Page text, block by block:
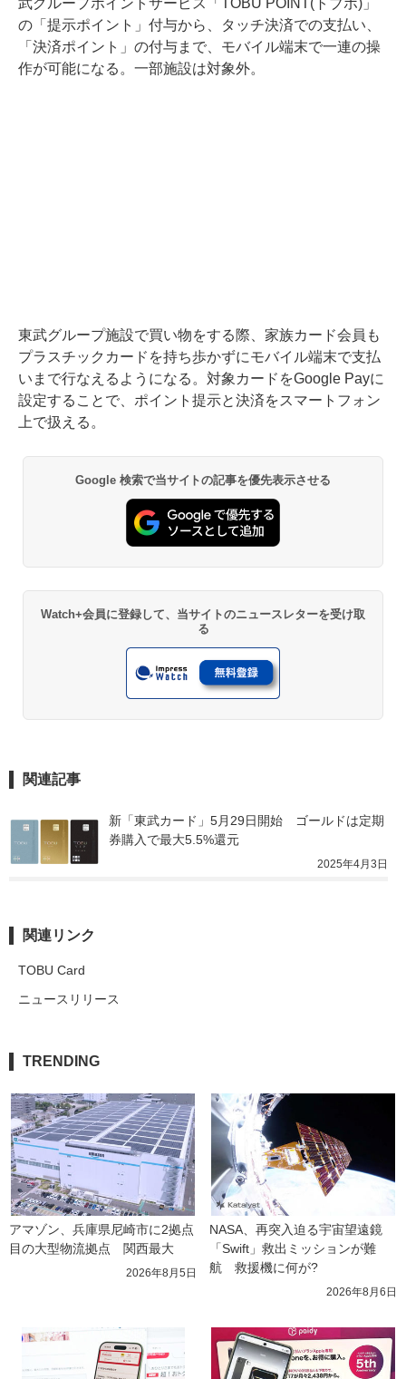
武グループポイントサービス「TOBU POINT(トブポ)」
の「提示ポイント」付与から、タッチ決済での支払い、
「決済ポイント」の付与まで、モバイル端末で一連の操
作が可能になる。一部施設は対象外。
東武グループ施設で買い物をする際、家族カード会員も
プラスチックカードを持ち歩かずにモバイル端末で支払
いまで行なえるようになる。対象カードをGoogle Payに
設定することで、ポイント提示と決済をスマートフォン
上で扱える。
Google 検索で当サイトの記事を優先表示させる
Watch+会員に登録して、当サイトのニュースレターを受け取
る
関連記事
新「東武カード」5月29日開始　ゴールドは定期
券購入で最大5.5%還元
2025年4月3日
関連リンク
TOBU Card
ニュースリリース
TRENDING
アマゾン、兵庫県尼崎市に2拠点
目の大型物流拠点　関西最大
2026年8月5日
NASA、再突入迫る宇宙望遠鏡
「Swift」救出ミッションが難
航　救援機に何が?
2026年8月6日